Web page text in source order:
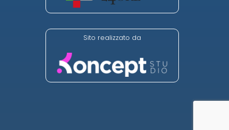
Sito realizzato da